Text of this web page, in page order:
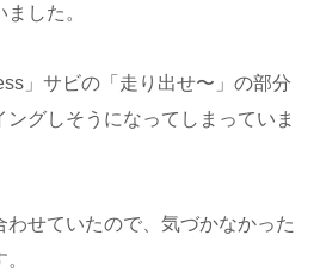
した。
」サビの「走り出せ〜」の部分
グしそうになってしまっていま
せていたので、気づかなかった